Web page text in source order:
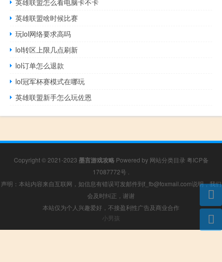
英雄联盟怎么看电脑卡不卡
英雄联盟啥时候比赛
玩lol网络要求高吗
lol转区上限几点刷新
lol订单怎么退款
lol冠军杯赛模式在哪玩
英雄联盟新手怎么玩佐恩
Copyright © 2021-2023 墨言游戏攻略Powered by 网站分类目录 粤ICP备
17087772号 .
声明：本站内容来自互联网，如信息有错误可发邮件到f_fb@foxmail.com说明，我们
会及时纠正，谢谢
本站仅为个人兴趣爱好，不接盈利性广告及商业合作
小男孩